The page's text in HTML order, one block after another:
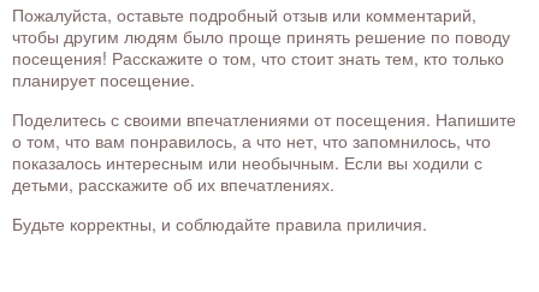
Пожалуйста, оставьте подробный отзыв или комментарий,
чтобы другим людям было проще принять решение по поводу
посещения! Расскажите о том, что стоит знать тем, кто только
планирует посещение.
Поделитесь с своими впечатлениями от посещения. Напишите
о том, что вам понравилось, а что нет, что запомнилось, что
показалось интересным или необычным. Если вы ходили с
детьми, расскажите об их впечатлениях.
Будьте корректны, и соблюдайте правила приличия.